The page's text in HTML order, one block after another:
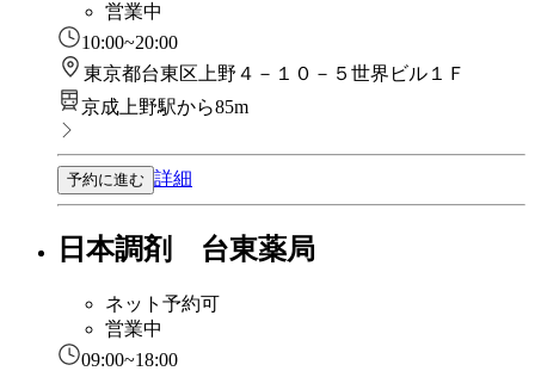
営業中
10:00~20:00
東京都台東区上野４－１０－５世界ビル１Ｆ
京成上野駅から85m
予約に進む 詳細
日本調剤 台東薬局
ネット予約可
営業中
09:00~18:00